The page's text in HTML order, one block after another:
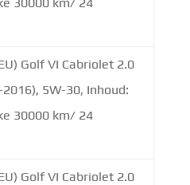
Golf VI Cabriolet 2.0
5W-30, Inhoud:
30000 km/ 24
Golf VI Cabriolet 2.0